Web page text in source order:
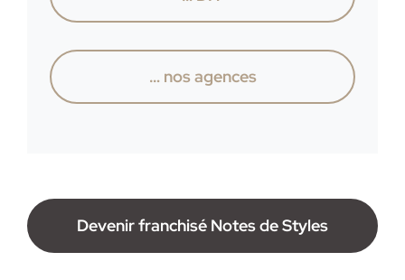
… nos agences
Devenir franchisé Notes de Styles